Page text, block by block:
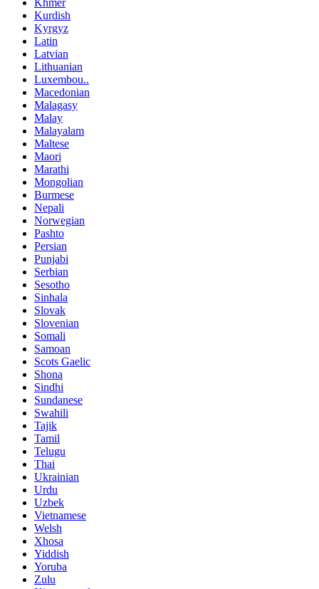
Khmer
Kurdish
Kyrgyz
Latin
Latvian
Lithuanian
Luxembou..
Macedonian
Malagasy
Malay
Malayalam
Maltese
Maori
Marathi
Mongolian
Burmese
Nepali
Norwegian
Pashto
Persian
Punjabi
Serbian
Sesotho
Sinhala
Slovak
Slovenian
Somali
Samoan
Scots Gaelic
Shona
Sindhi
Sundanese
Swahili
Tajik
Tamil
Telugu
Thai
Ukrainian
Urdu
Uzbek
Vietnamese
Welsh
Xhosa
Yiddish
Yoruba
Zulu